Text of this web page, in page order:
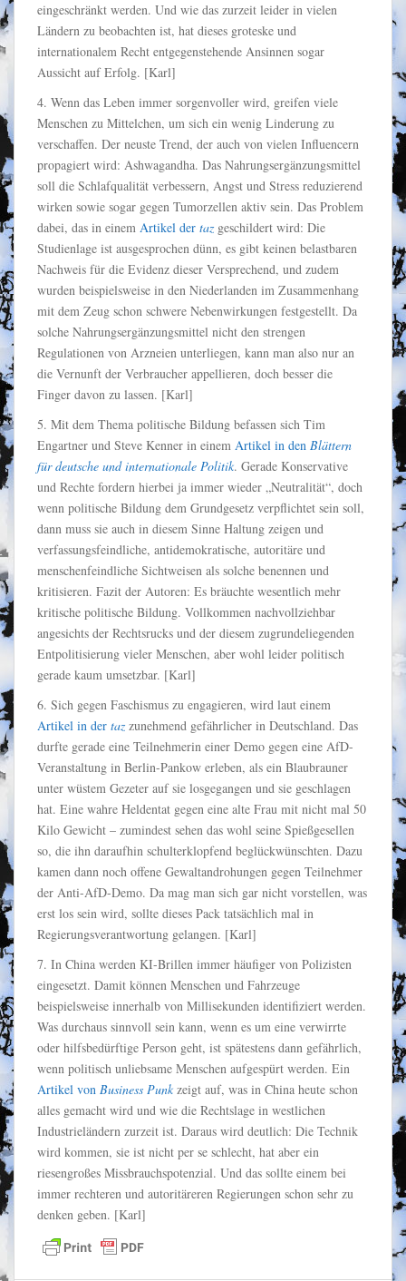
eingeschränkt werden. Und wie das zurzeit leider in vielen
Ländern zu beobachten ist, hat dieses groteske und
internationalem Recht entgegenstehende Ansinnen sogar
Aussicht auf Erfolg. [Karl]
4. Wenn das Leben immer sorgenvoller wird, greifen viele
Menschen zu Mittelchen, um sich ein wenig Linderung zu
verschaffen. Der neuste Trend, der auch von vielen Influencern
propagiert wird: Ashwagandha. Das Nahrungsergänzungsmittel
soll die Schlafqualität verbessern, Angst und Stress reduzierend
wirken sowie sogar gegen Tumorzellen aktiv sein. Das Problem
dabei, das in einem Artikel der tazgeschildert wird: Die
Studienlage ist ausgesprochen dünn, es gibt keinen belastbaren
Nachweis für die Evidenz dieser Versprechend, und zudem
wurden beispielsweise in den Niederlanden im Zusammenhang
mit dem Zeug schon schwere Nebenwirkungen festgestellt. Da
solche Nahrungsergänzungsmittel nicht den strengen
Regulationen von Arzneien unterliegen, kann man also nur an
die Vernunft der Verbraucher appellieren, doch besser die
Finger davon zu lassen. [Karl]
5. Mit dem Thema politische Bildung befassen sich Tim
Engartner und Steve Kenner in einem Artikel in den Blättern
für deutsche und internationale Politik. Gerade Konservative
und Rechte fordern hierbei ja immer wieder „Neutralität“, doch
wenn politische Bildung dem Grundgesetz verpflichtet sein soll,
dann muss sie auch in diesem Sinne Haltung zeigen und
verfassungsfeindliche, antidemokratische, autoritäre und
menschenfeindliche Sichtweisen als solche benennen und
kritisieren. Fazit der Autoren: Es bräuchte wesentlich mehr
kritische politische Bildung. Vollkommen nachvollziehbar
angesichts der Rechtsrucks und der diesem zugrundeliegenden
Entpolitisierung vieler Menschen, aber wohl leider politisch
gerade kaum umsetzbar. [Karl]
6. Sich gegen Faschismus zu engagieren, wird laut einem
Artikel in der tazzunehmend gefährlicher in Deutschland. Das
durfte gerade eine Teilnehmerin einer Demo gegen eine AfD-
Veranstaltung in Berlin-Pankow erleben, als ein Blaubrauner
unter wüstem Gezeter auf sie losgegangen und sie geschlagen
hat. Eine wahre Heldentat gegen eine alte Frau mit nicht mal 50
Kilo Gewicht – zumindest sehen das wohl seine Spießgesellen
so, die ihn daraufhin schulterklopfend beglückwünschten. Dazu
kamen dann noch offene Gewaltandrohungen gegen Teilnehmer
der Anti-AfD-Demo. Da mag man sich gar nicht vorstellen, was
erst los sein wird, sollte dieses Pack tatsächlich mal in
Regierungsverantwortung gelangen. [Karl]
7. In China werden KI-Brillen immer häufiger von Polizisten
eingesetzt. Damit können Menschen und Fahrzeuge
beispielsweise innerhalb von Millisekunden identifiziert werden.
Was durchaus sinnvoll sein kann, wenn es um eine verwirrte
oder hilfsbedürftige Person geht, ist spätestens dann gefährlich,
wenn politisch unliebsame Menschen aufgespürt werden. Ein
Artikel von Business Punk zeigt auf, was in China heute schon
alles gemacht wird und wie die Rechtslage in westlichen
Industrieländern zurzeit ist. Daraus wird deutlich: Die Technik
wird kommen, sie ist nicht per se schlecht, hat aber ein
riesengroßes Missbrauchspotenzial. Und das sollte einem bei
immer rechteren und autoritäreren Regierungen schon sehr zu
denken geben. [Karl]